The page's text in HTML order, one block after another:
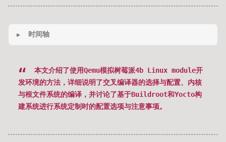
时间轴
本文介绍了使用Qemu模拟树莓派4b Linux module开
发环境的方法，详细说明了交叉编译器的选择与配置、内核
与根文件系统的编译，并讨论了基于Buildroot和Yocto构
建系统进行系统定制时的配置选项与注意事项。